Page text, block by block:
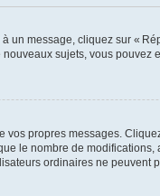
message, cliquez sur «
sujets, vous pouvez
propres messages.
le nombre de
ordinaires ne peuvent